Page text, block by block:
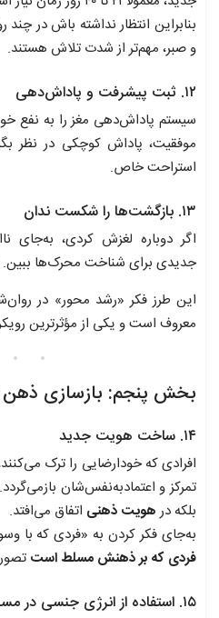
بنابراین انتظار نداشته باش در چند
و صبر، مهم‌تر از شدت تلاش هستند.
۱۲. ثبت پیشرفت و پاداش‌دهی
سیستم پاداش‌دهی مغز را به نفع
موفقیت، پاداش کوچکی در نظر
استراحت خاص.
۱۳. بازگشت‌ها را شکست ندان
اگر دوباره لغزش کردی، به‌جای
جدیدی برای شناخت محرک‌ها
این طرز فکر «رشد محور» در
معروف است و یکی از مؤثرترین
بخش پنجم: بازسازی ذهن
۱۴. ساخت هویت جدید
افرادی که خودارضایی را ترک
تمرکز و اعتماد‌به‌نفس‌شان
بلکه درهویت ذهنی اتفاق می‌افتد.
به‌جای فکر کردن به «فردی که با
فردی که بر ذهنش مسلط است
۱۵. استفاده از انرژی جنسی در مسیر رشد